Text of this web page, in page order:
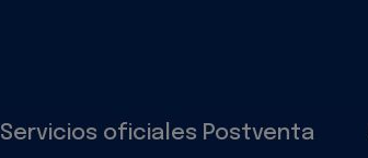
Servicios oficiales Postventa